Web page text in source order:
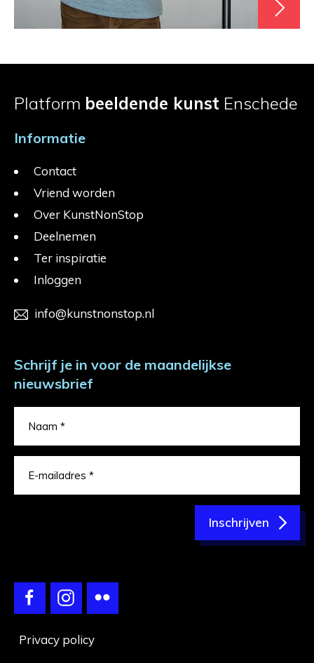
Platform beeldende kunst Enschede
Informatie
Contact
Vriend worden
Over KunstNonStop
Deelnemen
Ter inspiratie
Inloggen
info@kunstnonstop.nl
Schrijf je in voor de maandelijkse
nieuwsbrief
Inschrijven
Privacy policy